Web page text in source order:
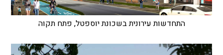
התחדשות עירונית בשכונת יוספטל, פתח תקוה